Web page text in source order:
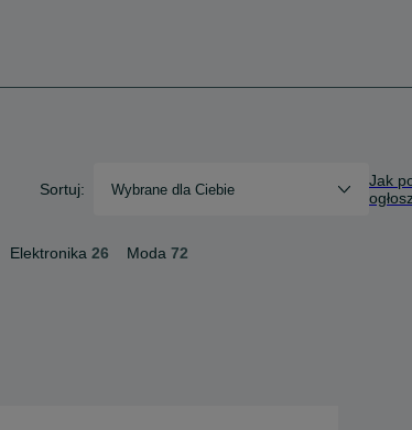
Sortuj: Wybrane dla Ciebie
Jak
Elektronika 26 Moda 72